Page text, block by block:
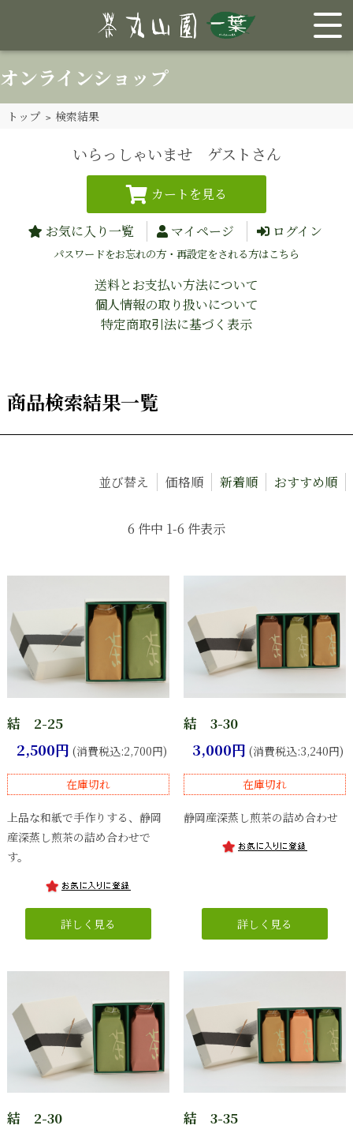
オンラインショップ
トップ > 検索結果
いらっしゃいませ ゲストさん
お気に入り一覧 マイページ ログイン
パスワードをお忘れの方・再設定をされる方はこちら
送料とお支払い方法について
個人情報の取り扱いについて
特定商取引法に基づく表示
商品検索結果一覧
並び替え 価格順 新着順 おすすめ順
6 件中 1-6 件表示
結 2-25
2,500円 (消費税込:2,700円)
在庫切れ
上品な和紙で手作りする、静岡
産深蒸し煎茶の詰め合わせで
す。
結 3-30
3,000円 (消費税込:3,240円)
在庫切れ
静岡産深蒸し煎茶の詰め合わせ
結 2-30 結 3-35